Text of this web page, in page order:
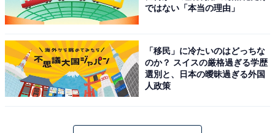
ではない「本当の理由」
「移民」に冷たいのはどっちな
のか？ スイスの厳格過ぎる学歴
選別と、日本の曖昧過ぎる外国
人政策